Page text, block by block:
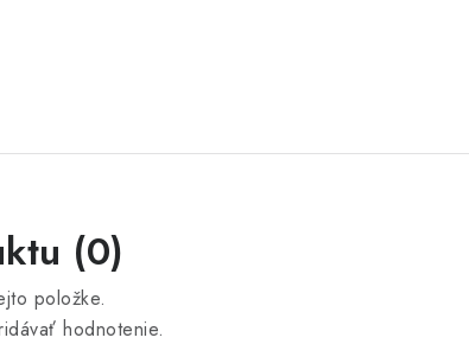
(0)
položke.
hodnotenie.